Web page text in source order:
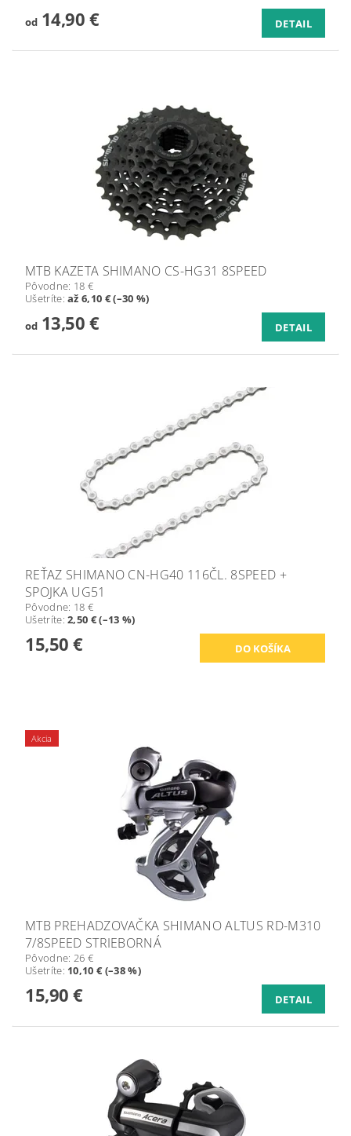
od14,90 € DETAIL
MTB KAZETA SHIMANO CS-HG31 8SPEED
Pôvodne: 18 €
Ušetríte:až 6,10 € (–30 %)
od13,50 € DETAIL
REŤAZ SHIMANO CN-HG40 116ČL. 8SPEED +
SPOJKA UG51
Pôvodne: 18 €
Ušetríte:2,50 € (–13 %)
15,50 €
Akcia
MTB PREHADZOVAČKA SHIMANO ALTUS RD-M310
7/8SPEED STRIEBORNÁ
Pôvodne: 26 €
Ušetríte: 10,10 € (–38 %)
15,90 € DETAIL